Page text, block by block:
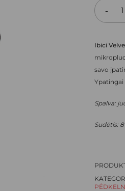
Ibici
savo
Ypatingai
Spalva:
Sudėtis: